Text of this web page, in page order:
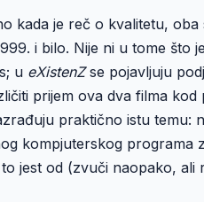
kada je reč o kvalitetu, oba
i bilo. Nije ni u tome što
u eXistenZse pojavljuju
prijem ova dva filma kod
praktično istu temu:
kompjuterskog programa
jest od (zvuči naopako, ali